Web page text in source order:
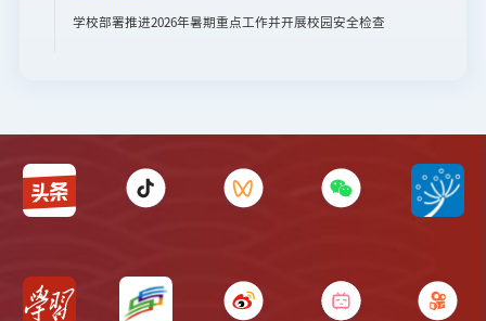
学校部署推进2026年暑期重点工作并开展校园安全检查